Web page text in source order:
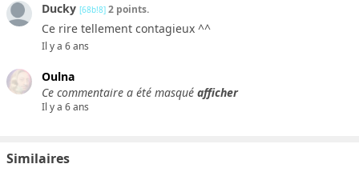
Ducky [68b!8] 2 points.
Ce rire tellement contagieux ^^
Il y a 6 ans
Oulna
Ce commentaire a été masqué afficher
Il y a 6 ans
Similaires